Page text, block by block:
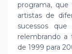
programa,
artistas de
sucessos
relembrando a
de 1999 para